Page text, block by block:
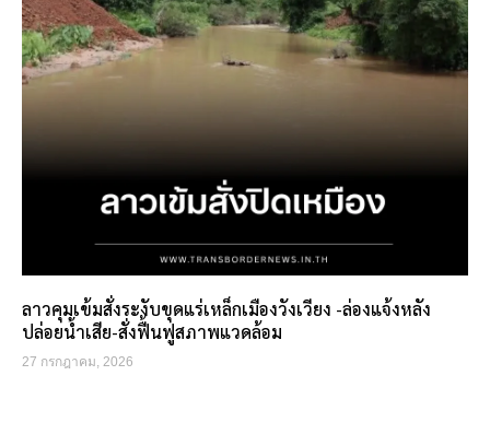
ลาวคุมเข้มสั่งระงับขุดแร่เหล็กเมืองวังเวียง -ล่องแจ้งหลัง
ปล่อยน้ำเสีย-สั่งฟื้นฟูสภาพแวดล้อม
27 กรกฎาคม, 2026